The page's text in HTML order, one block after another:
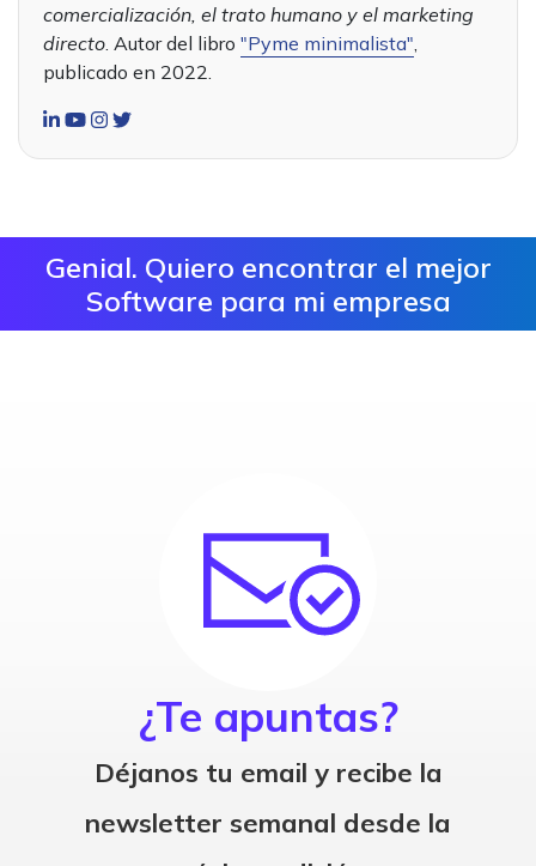
comercialización, el trato humano y el marketing
directo. Autor del libro "Pyme minimalista",
publicado en 2022.
Genial. Quiero encontrar el mejor
Software para mi empresa
¿Te apuntas?
Déjanos tu email y recibe la
newsletter semanal desde la